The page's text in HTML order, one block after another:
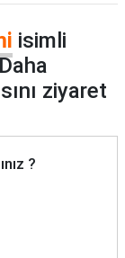
isimli
ziyaret
?